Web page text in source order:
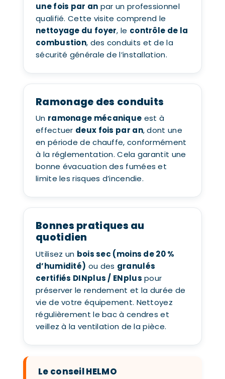
une fois par an par un professionnel
qualifié. Cette visite comprend le
nettoyage du foyer, le contrôle de la
combustion, des conduits et de la
sécurité générale de l’installation.
Ramonage des conduits
Un ramonage mécanique est à
effectuer deux fois par an, dont une
en période de chauffe, conformément
à la réglementation. Cela garantit une
bonne évacuation des fumées et
limite les risques d’incendie.
Bonnes pratiques au
quotidien
Utilisez un bois sec (moins de 20 %
d’humidité) ou des granulés
certifiés DINplus / ENplus pour
préserver le rendement et la durée de
vie de votre équipement. Nettoyez
régulièrement le bac à cendres et
veillez à la ventilation de la pièce.
Le conseil HELMO